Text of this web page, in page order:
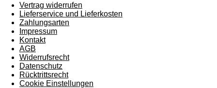
Vertrag widerrufen
Lieferservice und Lieferkosten
Zahlungsarten
Impressum
Kontakt
AGB
Widerrufsrecht
Datenschutz
Rücktrittsrecht
Cookie Einstellungen